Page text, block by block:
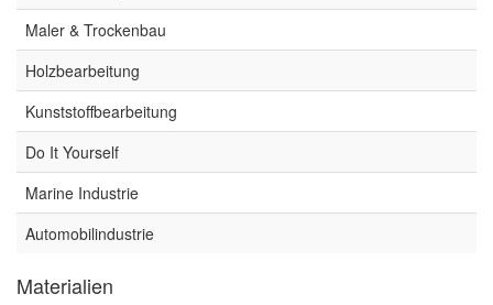
ZVG
Maler & Trockenbau
Holzbearbeitung
Kunststoffbearbeitung
Do It Yourself
Marine Industrie
Automobilindustrie
Materialien